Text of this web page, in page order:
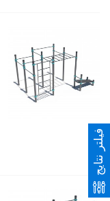
فیلتر نتایج